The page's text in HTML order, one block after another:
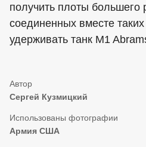
получить плоты большего
соединенных вместе
удерживать танк M1
Сергей Кузмицкий
Армия США